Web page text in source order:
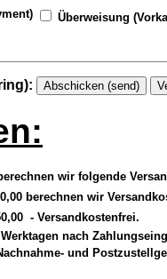
Überweisung
wir folgende
berechnen wir
- Versandkostenfrei.
nach
und